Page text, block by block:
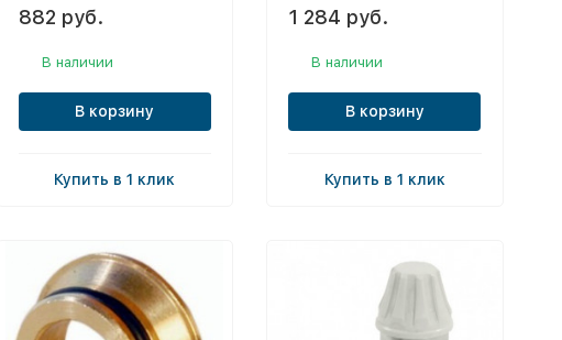
882 руб.
В наличии
В корзину
Купить в 1 клик
1 284 руб.
В наличии
В корзину
Купить в 1 клик